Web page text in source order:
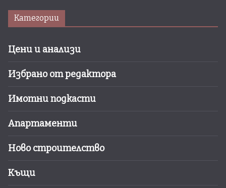
Категории
Цени и анализи
Избрано от редактора
Имотни подкасти
Апартаменти
Ново строителство
Къщи